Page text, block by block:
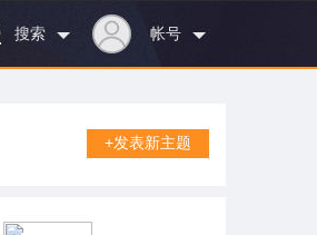
帐号
搜索
+发表新主题